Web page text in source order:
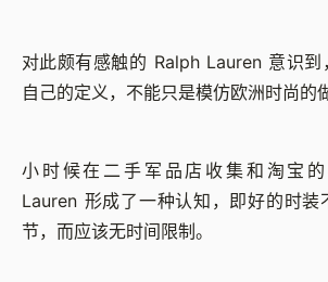
对此颇有感触的 Ralph Lauren 意识到
自己的定义，不能只是模仿欧洲时尚的
小时候在二手军品店收集和淘宝
Lauren 形成了一种认知，即好的时装
节，而应该无时间限制。